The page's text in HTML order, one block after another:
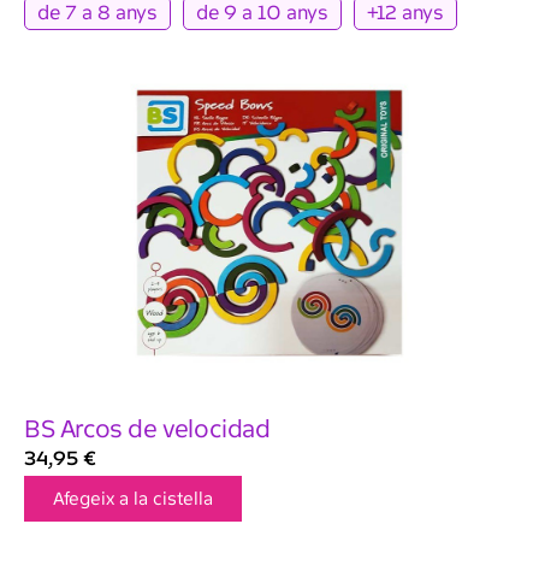
de 7 a 8 anys
de 9 a 10 anys +12 anys
BS Arcos de velocidad
34,95 €
Afegeix a la cistella